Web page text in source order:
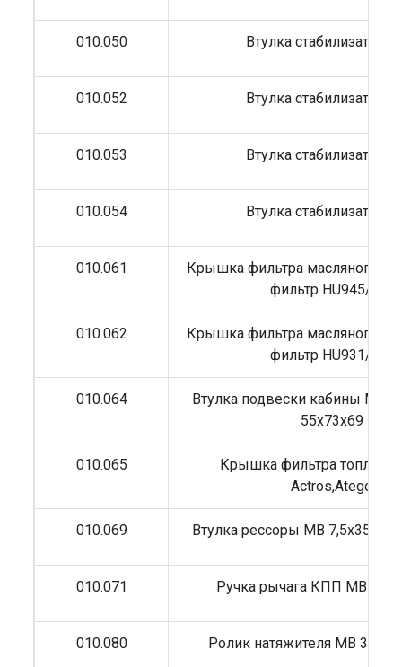
010.050 Втулка стабилизатора
010.052 Втулка стабилизатора
010.053 Втулка стабилизатора
010.054 Втулка стабилизатора
010.061
Крышка фильтра масляного
фильтр HU945/2X)
010.062
Крышка фильтра масляного
фильтр HU931/5X)
010.064
Втулка подвески кабины MB
55x73x69
010.065
Крышка фильтра
Actros,Atego
010.069 Втулка рессоры MB
010.071 Ручка рычага КПП MB
010.080 Ролик натяжителя MB